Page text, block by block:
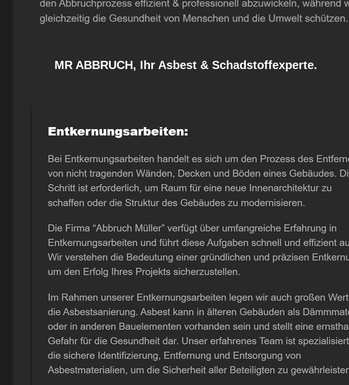
MR ABBRUCH, Ihr Asbest & Schadstoffexperte.